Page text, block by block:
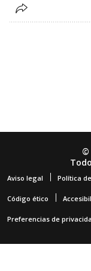
©
Aviso legal Política
Código ético
Preferencias de